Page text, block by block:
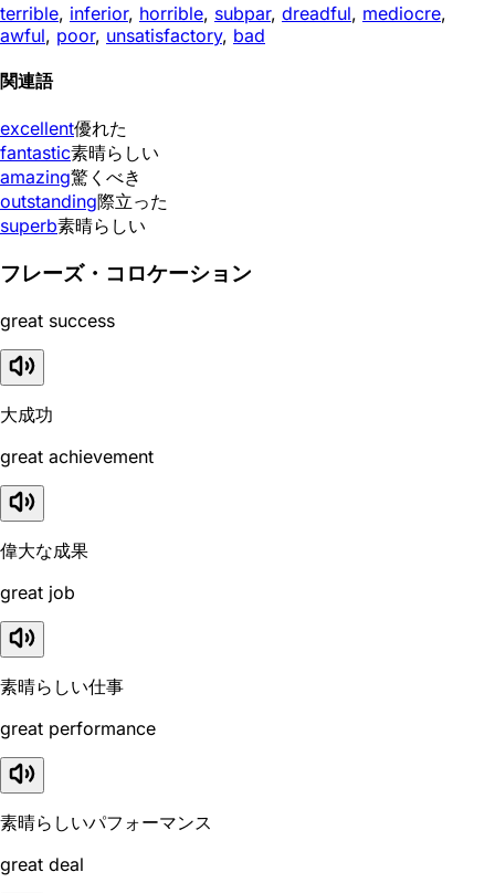
terrible, inferior, horrible, subpar, dreadful, mediocre,
awful, poor, unsatisfactory, bad
関連語
excellent優れた
fantastic素晴らしい
amazing驚くべき
outstanding際立った
superb素晴らしい
フレーズ・コロケーション
great success
大成功
great achievement
偉大な成果
great job
素晴らしい仕事
great performance
素晴らしいパフォーマンス
great deal